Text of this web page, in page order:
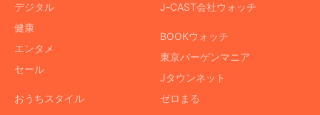
デジタル
健康
エンタメ
セール
おうちスタイル
J-CAST会社ウォッチ
BOOKウォッチ
東京バーゲンマニア
Jタウンネット
ゼロまる